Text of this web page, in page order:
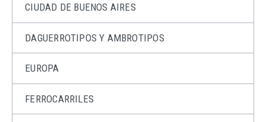
CIUDAD DE BUENOS AIRES
DAGUERROTIPOS Y AMBROTIPOS
EUROPA
FERROCARRILES